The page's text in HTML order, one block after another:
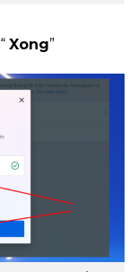
Xong”